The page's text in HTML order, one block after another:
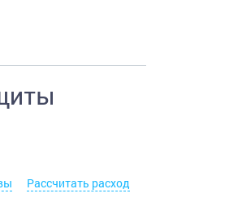
Рассчитать расход